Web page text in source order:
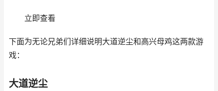
立即查看
下面为无论兄弟们详细说明大道逆尘和高兴母鸡这两款游
戏：
大道逆尘